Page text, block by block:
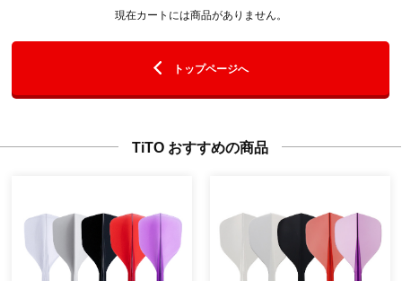
現在カートには商品がありません。
トップページへ
TiTO おすすめの商品